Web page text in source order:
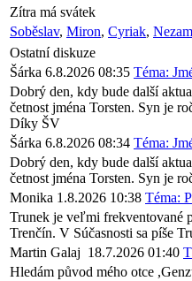
Zítra má svátek
Soběslav, Miron, Cyriak,
Ostatní diskuze
Šárka 6.8.2026 08:35 Téma:
Dobrý den, kdy bude další
četnost jména Torsten. Syn je
Díky ŠV
Šárka 6.8.2026 08:34 Téma:
Dobrý den, kdy bude další
četnost jména Torsten. Syn je
Monika 1.8.2026 10:38 Téma:
Trunek je veľmi frekventované
Trenčín. V Súčasnosti sa píše
Martin Galaj 18.7.2026 01:40
Hledám původ mého otce